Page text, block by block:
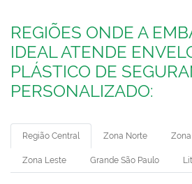
REGIÕES ONDE A
IDEAL ATENDE
PLÁSTICO DE
PERSONALIZADO:
Região Central Zona Norte
Zona Leste Grande São Paulo